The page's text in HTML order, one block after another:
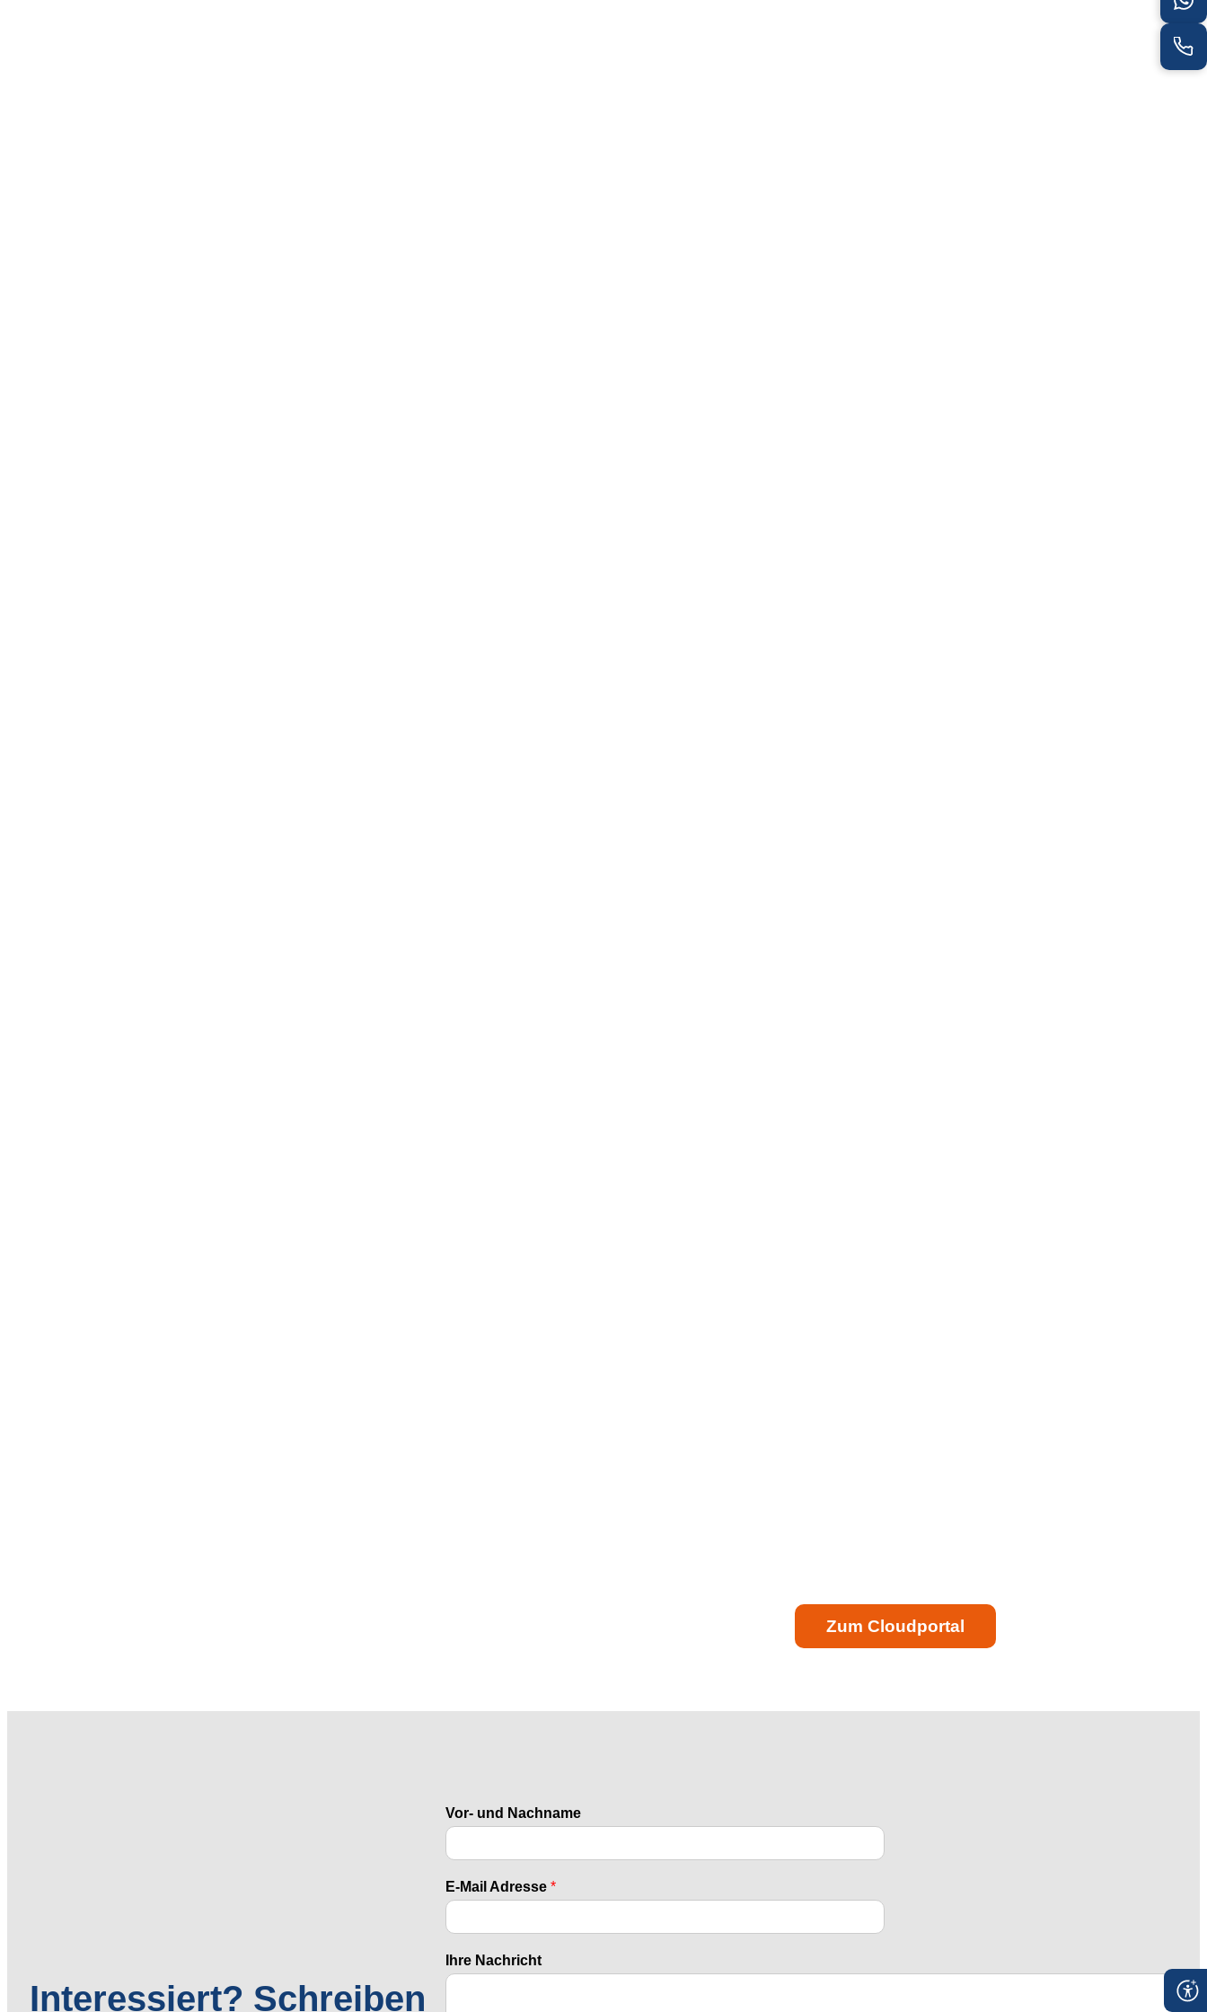
Zum Cloudportal
Interessiert? Schreiben
Vor- und Nachname
E-Mail Adresse *
Ihre Nachricht